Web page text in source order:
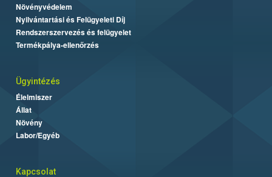
Növényvédelem
Nyilvántartási és Felügyeleti Díj
Rendszerszervezés és felügyelet
Termékpálya-ellenőrzés
Ügyintézés
Élelmiszer
Állat
Növény
Labor/Egyéb
Kapcsolat